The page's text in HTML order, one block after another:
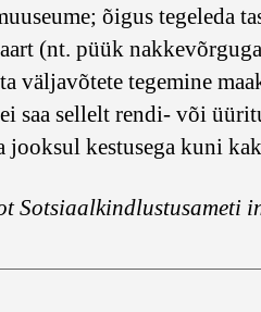
õigus tegeleda
(nt. püük
väljavõtete tegemine
saa sellelt rendi- või
jooksul kestusega kuni
Sotsiaalkindlustusameti